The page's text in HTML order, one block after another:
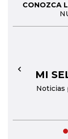
CONOZCA
MI
Noticias
←